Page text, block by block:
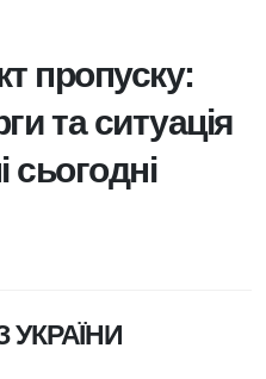
пропуску:
та ситуація
сьогодні
УКРАЇНИ